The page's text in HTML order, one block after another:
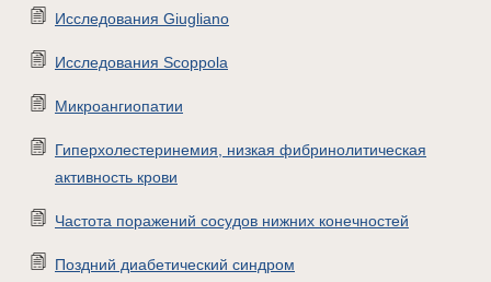
Исследования Giugliano
Исследования Scoppola
Микроангиопатии
Гиперхолестеринемия, низкая фибринолитическая
активность крови
Частота поражений сосудов нижних конечностей
Поздний диабетический синдром